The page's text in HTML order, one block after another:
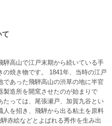
て
騨高山で江戸末期から続いている手
の焼き物です。 1841年、当時の江戸
であった飛騨高山の渋草の地に半官
製造所を開窯させたのが始まりで
たっては、尾張瀬戸、加賀九谷とい
人を招き、飛騨から出る粘土を原料
赤絵などとよばれる秀作を生み出